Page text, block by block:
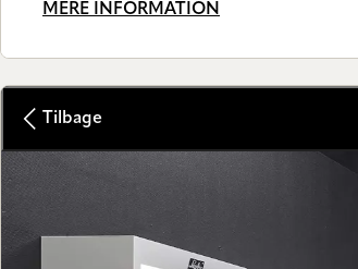
MERE INFORMATION
Tilbage